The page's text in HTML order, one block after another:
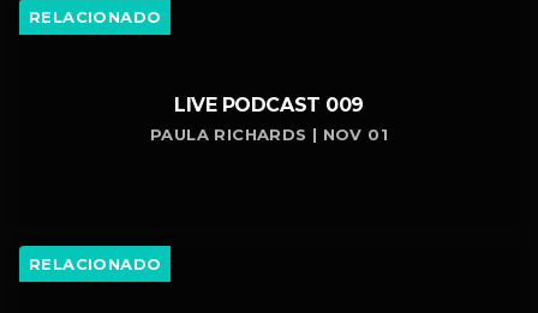
RELACIONADO
LIVE PODCAST 009
PAULA RICHARDS | NOV 01
RELACIONADO